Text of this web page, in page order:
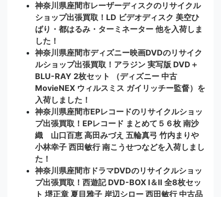
神奈川県座間市レーザーディスクのリサイクル
ショップ出張買取！LD ビデオディスク 美空ひ
ばり・都はるみ・ターミネーター 他を入荷しま
した！
神奈川県座間市ディズニー映画DVDのリサイク
ルショップ出張買取！アラジン 実写版 DVD＋
BLU-RAY 2枚セット （ディズニー 中古
MovieNEX ウィルスミス ガイリッチー監督）を
入荷しました！
神奈川県座間市EPレコードのリサイクルショッ
プ出張買取！EPレコード まとめて５６枚 南沙
織 山口百恵 高田みづえ 五輪真弓 竹内まりや
小林幸子 西田敏行 南こうせつなどを入荷しまし
た！
神奈川県座間市ドラマDVDのリサイクルショッ
プ出張買取！西遊記 DVD-BOX Ⅰ＆Ⅱ 全8枚セッ
ト 堺正章 夏目雅子 岸辺シロー 西田敏行 中古品